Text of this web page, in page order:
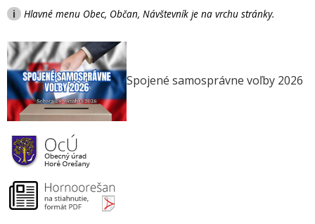
i Hlavné menu Obec, Občan, Návštevník je na vrchu stránky.
Spojené samosprávne voľby 2026